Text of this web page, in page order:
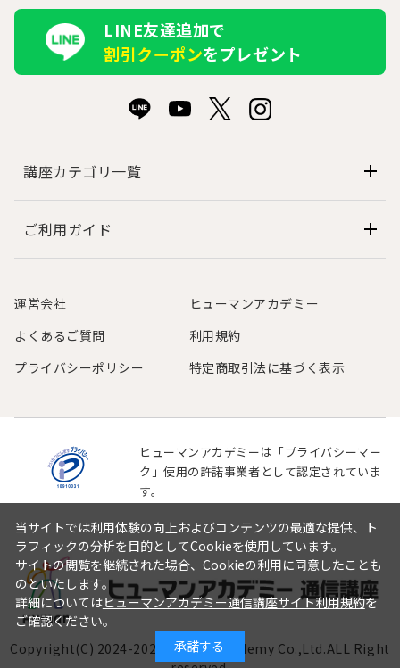
LINE友達追加で
割引クーポンをプレゼント
講座カテゴリ一覧
ご利用ガイド
運営会社
ヒューマンアカデミー
よくあるご質問
利用規約
プライバシーポリシー
特定商取引法に基づく表示
ヒューマンアカデミーは「プライバシーマー
ク」使用の許諾事業者として認定されていま
す。
Copyright(C) 2024-2026
Human Academy Co.,Ltd.ALL Right
当サイトでは利用体験の向上およびコンテンツの最適な提供、ト
ラフィックの分析を目的としてCookieを使用しています。
サイトの閲覧を継続された場合、Cookieの利用に同意したことも
のといたします。
詳細についてはヒューマンアカデミー通信講座サイト利用規約を
ご確認ください。
承諾する